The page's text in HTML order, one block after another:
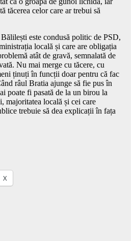
tăcerea celor care ar trebui să
este condusă politic de PSD,
locală și care are obligația
atât de gravă, semnalată de
Nu mai merge cu tăcere, cu
ținuți în funcții doar pentru că fac
râul Bratia ajunge să fie pus în
poate fi pasată de la un birou la
majoritatea locală și cei care
trebuie să dea explicații în fața
X